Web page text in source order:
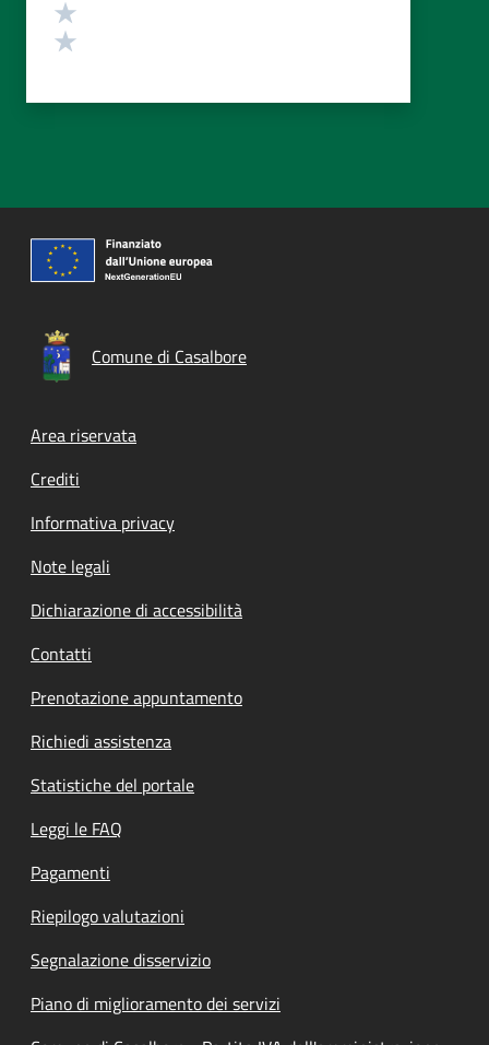
Comune di Casalbore
Footer menu
Area riservata
Crediti
Informativa privacy
Note legali
Dichiarazione di accessibilità
Contatti
Prenotazione appuntamento
Richiedi assistenza
Statistiche del portale
Leggi le FAQ
Pagamenti
Riepilogo valutazioni
Segnalazione disservizio
Piano di miglioramento dei servizi